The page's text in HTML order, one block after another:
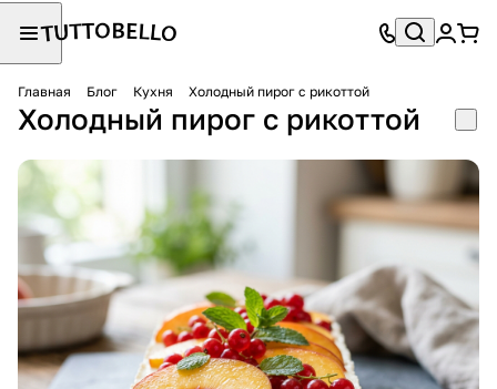
Главная Блог Кухня Холодный пирог с рикоттой
Холодный пирог с рикоттой